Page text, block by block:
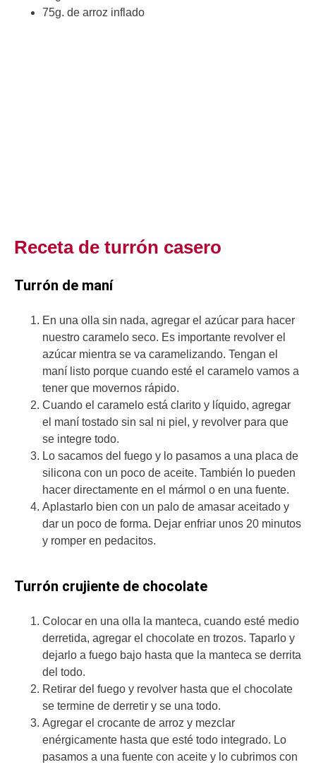
75g. de arroz inflado
Receta de turrón casero
Turrón de maní
En una olla sin nada, agregar el azúcar para hacer
nuestro caramelo seco. Es importante revolver el
azúcar mientra se va caramelizando. Tengan el
maní listo porque cuando esté el caramelo vamos a
tener que movernos rápido.
Cuando el caramelo está clarito y líquido, agregar
el maní tostado sin sal ni piel, y revolver para que
se integre todo.
Lo sacamos del fuego y lo pasamos a una placa de
silicona con un poco de aceite. También lo pueden
hacer directamente en el mármol o en una fuente.
Aplastarlo bien con un palo de amasar aceitado y
dar un poco de forma. Dejar enfriar unos 20 minutos
y romper en pedacitos.
Turrón crujiente de chocolate
Colocar en una olla la manteca, cuando esté medio
derretida, agregar el chocolate en trozos. Taparlo y
dejarlo a fuego bajo hasta que la manteca se derrita
del todo.
Retirar del fuego y revolver hasta que el chocolate
se termine de derretir y se una todo.
Agregar el crocante de arroz y mezclar
enérgicamente hasta que esté todo integrado. Lo
pasamos a una fuente con aceite y lo cubrimos con